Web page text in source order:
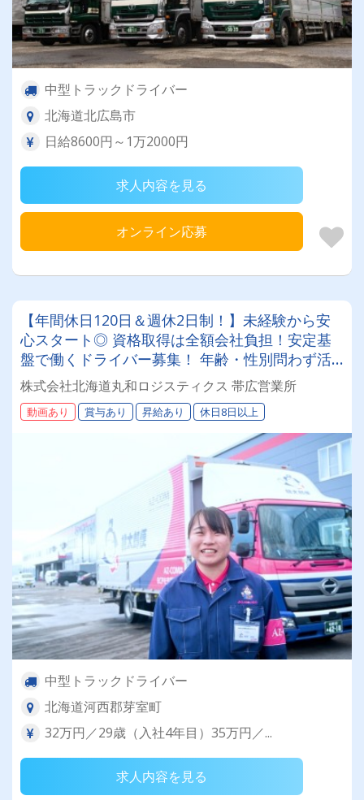
中型トラックドライバー
北海道北広島市
日給8600円～1万2000円
求人内容を見る
オンライン応募
【年間休日120日＆週休2日制！】未経験から安
心スタート◎ 資格取得は全額会社負担！安定基
盤で働くドライバー募集！ 年齢・性別問わず活
躍できるお仕事です✨
株式会社北海道丸和ロジスティクス 帯広営業所
動画あり 賞与あり 昇給あり 休日8日以上
中型トラックドライバー
北海道河西郡芽室町
32万円／29歳（入社4年目）35万円／...
求人内容を見る